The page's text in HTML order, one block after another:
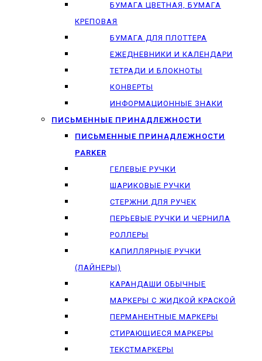
БУМАГА ЦВЕТНАЯ, БУМАГА
КРЕПОВАЯ
БУМАГА ДЛЯ ПЛОТТЕРА
ЕЖЕДНЕВНИКИ И КАЛЕНДАРИ
ТЕТРАДИ И БЛОКНОТЫ
КОНВЕРТЫ
ИНФОРМАЦИОННЫЕ ЗНАКИ
ПИСЬМЕННЫЕ ПРИНАДЛЕЖНОСТИ
ПИСЬМЕННЫЕ ПРИНАДЛЕЖНОСТИ
PARKER
ГЕЛЕВЫЕ РУЧКИ
ШАРИКОВЫЕ РУЧКИ
СТЕРЖНИ ДЛЯ РУЧЕК
ПЕРЬЕВЫЕ РУЧКИ И ЧЕРНИЛА
РОЛЛЕРЫ
КАПИЛЛЯРНЫЕ РУЧКИ
(ЛАЙНЕРЫ)
КАРАНДАШИ ОБЫЧНЫЕ
МАРКЕРЫ C ЖИДКОЙ КРАСКОЙ
ПЕРМАНЕНТНЫЕ МАРКЕРЫ
СТИРАЮЩИЕСЯ МАРКЕРЫ
ТЕКСТМАРКЕРЫ